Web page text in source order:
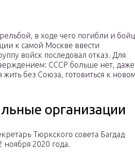
в ходе чего погибли и
к самой Москве ввести
войск последовал отказ. Для
СССР больше нет, даже
без Союза, готовиться к
организации
Тюркского совета Багдад
ноября 2020 года.